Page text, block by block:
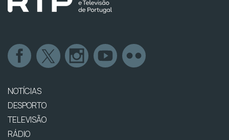
NOTÍCIAS
DESPORTO
TELEVISÃO
RÁDIO